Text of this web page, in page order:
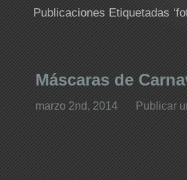
Publicaciones Etiquetadas
Máscaras de
marzo 2nd, 2014 Publicar